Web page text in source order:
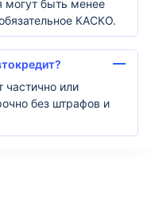
могут быть менее
КАСКО.
частично или
без штрафов и